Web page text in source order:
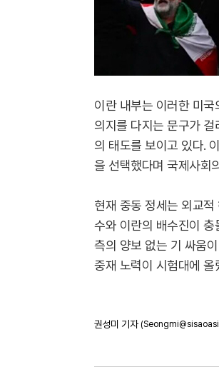
이란 내부는 이러한 미
의지를 다지는 문구가
의 태도를 보이고 있다.
을 선택했다며 국제사회
현재 중동 정세는 외교
수와 이란의 배수진이
측의 양보 없는 기 싸움
중재 노력이 시험대에 올
권성미 기자